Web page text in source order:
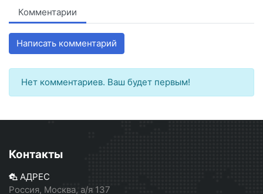
Комментарии
Написать комментарий
Нет комментариев. Ваш будет первым!
Контакты
АДРЕС
Россия, Москва, а/я 137